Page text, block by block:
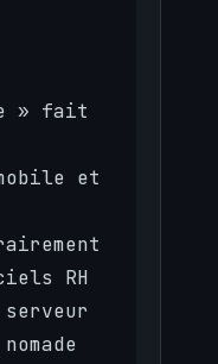
» fait
et
RH